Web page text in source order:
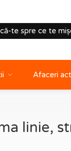
te spre ce te
Afaceri
linie,